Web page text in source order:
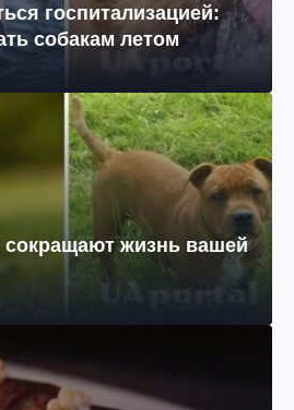
госпитализацией:
собакам летом
сокращают жизнь вашей